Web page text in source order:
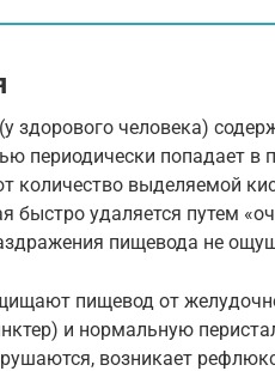
здорового человека)
периодически попадает в
количество выделяемой
быстро удаляется путем
пищевода не
пищевод от
и нормальную
возникает